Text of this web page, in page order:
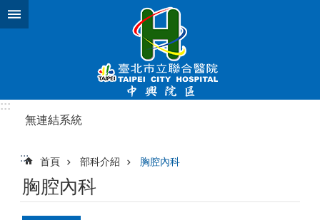
跳到主要內容區塊
:::
無連結系統
::: 首頁 部科介紹 胸腔內科
胸腔內科